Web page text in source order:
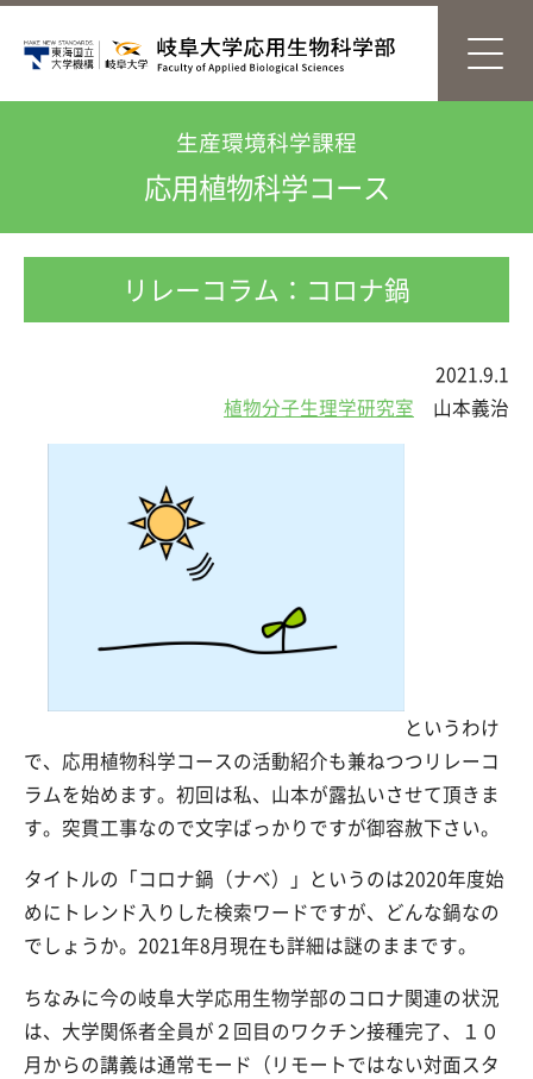
生産環境科学課程
応用植物科学コース
リレーコラム：コロナ鍋
2021.9.1
植物分子生理学研究室 山本義治
というわけ
で、応用植物科学コースの活動紹介も兼ねつつリレーコ
ラムを始めます。初回は私、山本が露払いさせて頂きま
す。突貫工事なので文字ばっかりですが御容赦下さい。
タイトルの「コロナ鍋（ナベ）」というのは2020年度始
めにトレンド入りした検索ワードですが、どんな鍋なの
でしょうか。2021年8月現在も詳細は謎のままです。
ちなみに今の岐阜大学応用生物学部のコロナ関連の状況
は、大学関係者全員が２回目のワクチン接種完了、１０
月からの講義は通常モード（リモートではない対面スタ